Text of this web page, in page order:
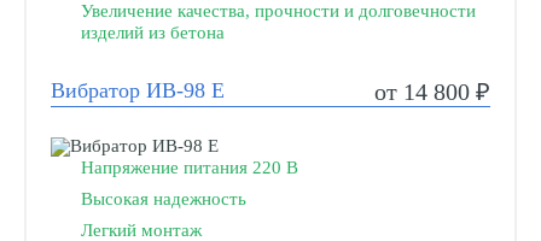
Увеличение качества, прочности и долговечности
изделий из бетона
Вибратор ИВ-98 Е от 14 800 ₽
Напряжение питания 220 В
Высокая надежность
Легкий монтаж